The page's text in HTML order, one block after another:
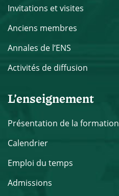
Invitations et visites
Anciens membres
Annales de l’ENS
Activités de diffusion
L’enseignement
Présentation de la formation
Calendrier
Emploi du temps
Admissions